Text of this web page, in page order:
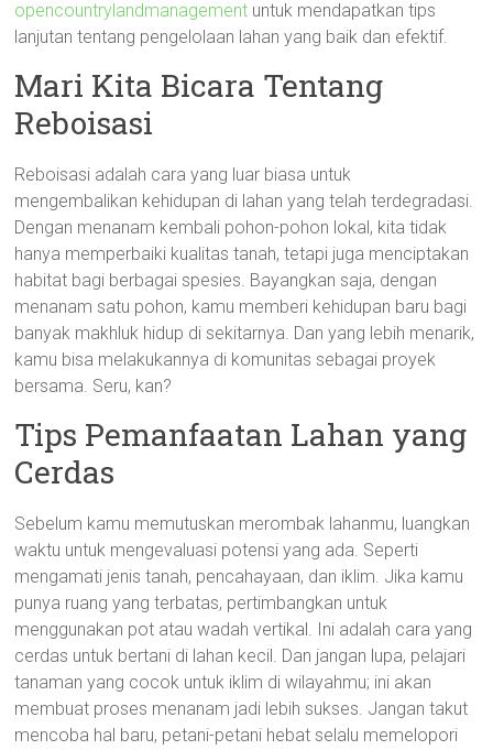
opencountrylandmanagement untuk mendapatkan tips
lanjutan tentang pengelolaan lahan yang baik dan efektif.
Mari Kita Bicara Tentang
Reboisasi
Reboisasi adalah cara yang luar biasa untuk
mengembalikan kehidupan di lahan yang telah terdegradasi.
Dengan menanam kembali pohon-pohon lokal, kita tidak
hanya memperbaiki kualitas tanah, tetapi juga menciptakan
habitat bagi berbagai spesies. Bayangkan saja, dengan
menanam satu pohon, kamu memberi kehidupan baru bagi
banyak makhluk hidup di sekitarnya. Dan yang lebih menarik,
kamu bisa melakukannya di komunitas sebagai proyek
bersama. Seru, kan?
Tips Pemanfaatan Lahan yang
Cerdas
Sebelum kamu memutuskan merombak lahanmu, luangkan
waktu untuk mengevaluasi potensi yang ada. Seperti
mengamati jenis tanah, pencahayaan, dan iklim. Jika kamu
punya ruang yang terbatas, pertimbangkan untuk
menggunakan pot atau wadah vertikal. Ini adalah cara yang
cerdas untuk bertani di lahan kecil. Dan jangan lupa, pelajari
tanaman yang cocok untuk iklim di wilayahmu; ini akan
membuat proses menanam jadi lebih sukses. Jangan takut
mencoba hal baru, petani-petani hebat selalu memelopori